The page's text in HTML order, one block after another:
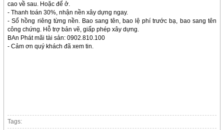
cao về sau. Hoặc để ở.
- Thanh toán 30%, nhận nền xây dựng ngay.
- Sổ hồng riêng từng nền. Bao sang tên, bao lệ phí trước bạ, bao sang tên
công chứng. Hỗ trợ bản vẽ, giấp phép xây dựng.
BAn Phát mãi tài sản: 0902.810.100
- Cảm ơn quý khách đã xem tin.
Tags: